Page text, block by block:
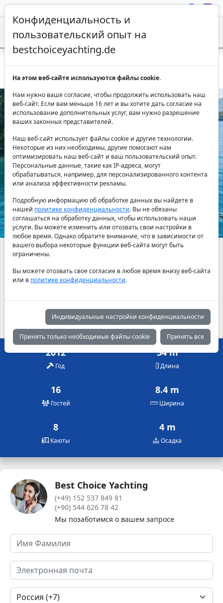
Гулета S Nur Taylan – 34м в Мармарисе
Previous Next
Наличие и актуальные цены по договоренности
Май
3,360 €
Июнь
3,900 €
Июль
5,000 € 3,900 € 3,360 €
2012
Год
34 m
Длина
16
Гостей
8.4 m
Ширина
8
Каюты
4 m
Осадка
Best Choice Yachting
(+49) 152 537 849 81
(+90) 544 626 78 42
Мы позаботимся о вашем запросе
Конфиденциальность и
пользовательский опыт на
bestchoiceyachting.de
На этом веб-сайте используются файлы cookie.
Нам нужно ваше согласие, чтобы продолжить использовать наш
веб-сайт. Если вам меньше 16 лет и вы хотите дать согласие на
использование дополнительных услуг, вам нужно разрешение
ваших законных представителей.
Наш веб-сайт использует файлы cookie и другие технологии.
Некоторые из них необходимы, другие помогают нам
оптимизировать наш веб-сайт и ваш пользовательский опыт.
Персональные данные, такие как IP-адреса, могут
обрабатываться, например, для персонализированного контента
или анализа эффективности рекламы.
Подробную информацию об обработке данных вы найдете в
нашей политике конфиденциальности. Вы не обязаны
соглашаться на обработку данных, чтобы использовать наши
услуги. Вы можете изменить или отозвать свои настройки в
любое время. Однако обратите внимание, что в зависимости от
вашего выбора некоторые функции веб-сайта могут быть
ограничены.
Вы можете отозвать свое согласие в любое время внизу веб-сайта
или в политике конфиденциальности.
Индивидуальные настройки конфиденциальности
Принять только необходимые файлы cookie Принять все